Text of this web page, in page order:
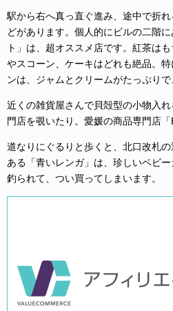
駅から右へ真っ直ぐ進み、途中で折
どがあります。個人的にビルの二階
ト」は、超オススメ店です。紅茶は
やスコーン、ケーキはどれも絶品。
ンは、ジャムとクリームがたっぷりで
近くの雑貨屋さんで貝殻型の小物入
門店を覗いたり。愛媛の商品専門店「
道なりにぐるりと歩くと、北口改札
ある「青いレンガ」は、珍しいベビ
釣られて、つい買ってしまいます。